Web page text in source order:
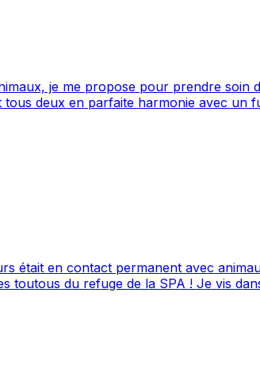
je me propose pour prendre soin
SPA ! Je vis dans un appartement en